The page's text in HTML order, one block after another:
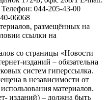
Телефон: 044-205-43-00
06068
размещённых на
ссылки на
со страницы «Новости
изданий – обязательна
систем гиперссылка.
в независимости от
материалов.
изданий) – должна быть